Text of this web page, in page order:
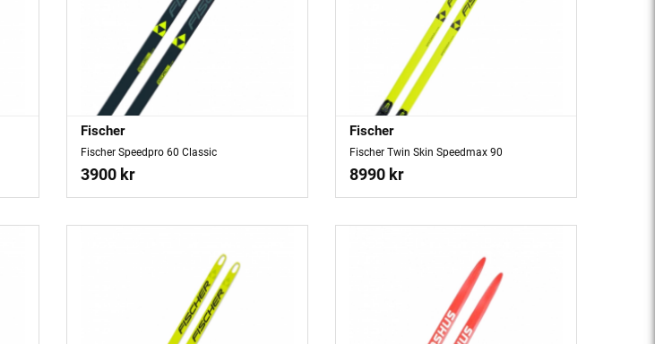
Fischer
Fischer Speedpro 60 Classic
3900 kr
Fischer
Fischer Twin Skin Speedmax 90
8990 kr